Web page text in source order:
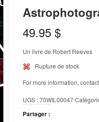
49.95 $
Un livre de Robert Reeves
Rupture de stock
For more information,
UGS :70WIL00047
Partager :